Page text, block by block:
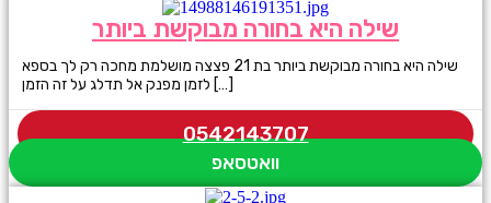
שילה היא בחורה מבוקשת ביותר
שילה היא בחורה מבוקשת ביותר בת 21 פצצה מושלמת מחכה רק לך בספא
לזמן מפנק אל תדלג על זה הזמן […]
0542143707
וואטסאפ